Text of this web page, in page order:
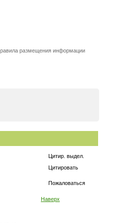
размещения информации
Цитир. выдел.
Цитировать
Пожаловаться
Наверх